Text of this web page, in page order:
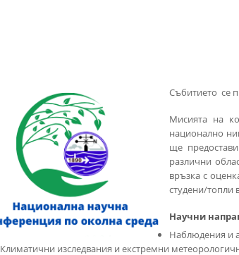
Събитието се
Мисията на
национално
ще
различни
връзка с
студени/топли
Научни
Наблюдения и
Климатични изследвания и екстремни